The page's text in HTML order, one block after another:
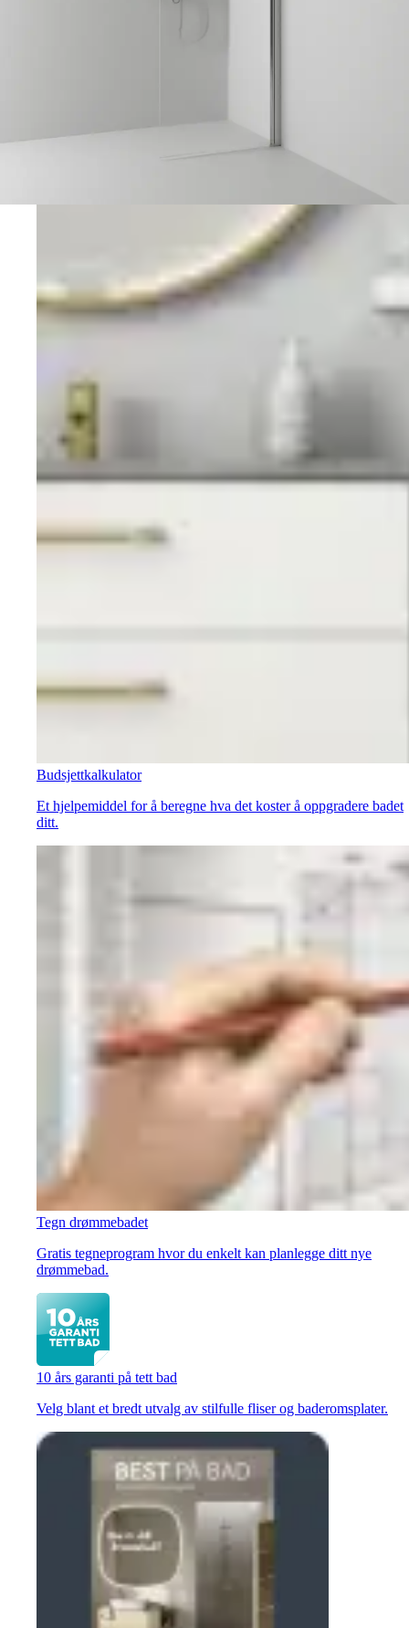
Budsjettkalkulator
Et hjelpemiddel for å beregne hva det koster å oppgradere badet
ditt.
Tegn drømmebadet
Gratis tegneprogram hvor du enkelt kan planlegge ditt nye
drømmebad.
10 års garanti på tett bad
Velg blant et bredt utvalg av stilfulle fliser og baderomsplater.